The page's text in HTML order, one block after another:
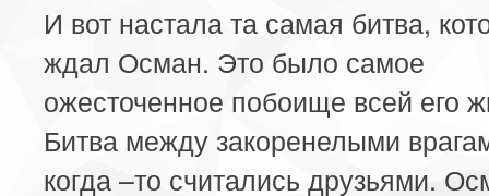
И вот настала та самая битва,
ждал Осман. Это было самое
ожесточенное побоище всей его
Битва между закоренелыми
когда –то считались друзьями.